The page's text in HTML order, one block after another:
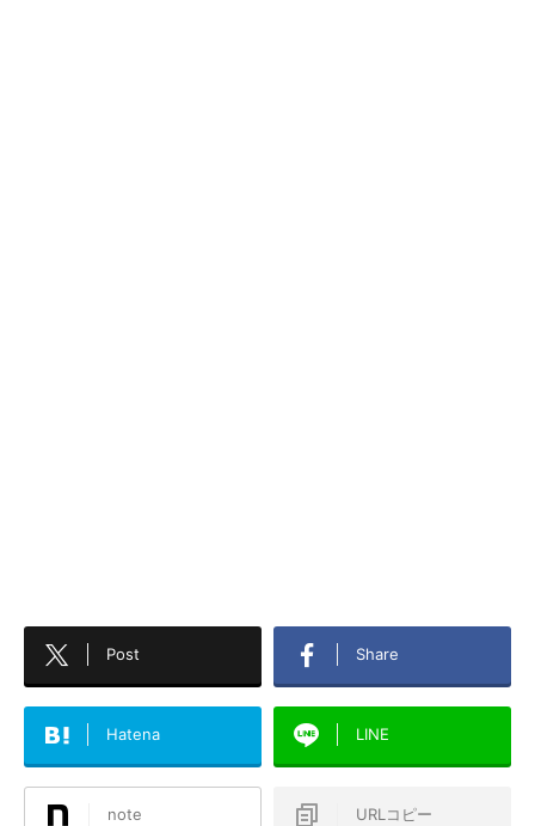
Post Share
Hatena LINE
note URLコピー